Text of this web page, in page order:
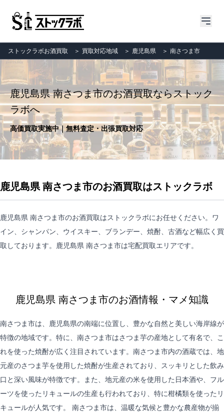
ストックラボお酒買取 ＞ 買取対応地域 ＞ 鹿児島県 ＞ 南さつま市
鹿児島県 南さつま市のお酒買取ならストック
ラボへ
高価買取実施中｜無料査定・出張買取対応
鹿児島県 南さつま市のお酒買取はストックラボ
鹿児島県 南さつま市のお酒買取はストックラボにお任せください。ワ
イン、シャンパン、ウイスキー、ブランデー、焼酎、古酒など幅広く買
取しております。鹿児島県 南さつま市は宅配買取エリアです。
鹿児島県 南さつま市のお酒情報・マメ知識
南さつま市は、鹿児島県の南端に位置し、豊かな自然と美しい海岸線が
特徴の地域です。特に、南さつま市はさつま芋の産地として有名で、こ
れを使った焼酎が広く注目されています。南さつま市内の酒蔵では、地
元産のさつま芋を使用した焼酎が生産されており、スッキリとした飲み
口と深い風味が特徴です。また、地元産の米を使用した日本酒や、フル
ーツを使ったリキュールの生産も行われており、特に柑橘類を使ったリ
キュールが人気です。 南さつま市は、温暖な気候と豊かな農産物が揃